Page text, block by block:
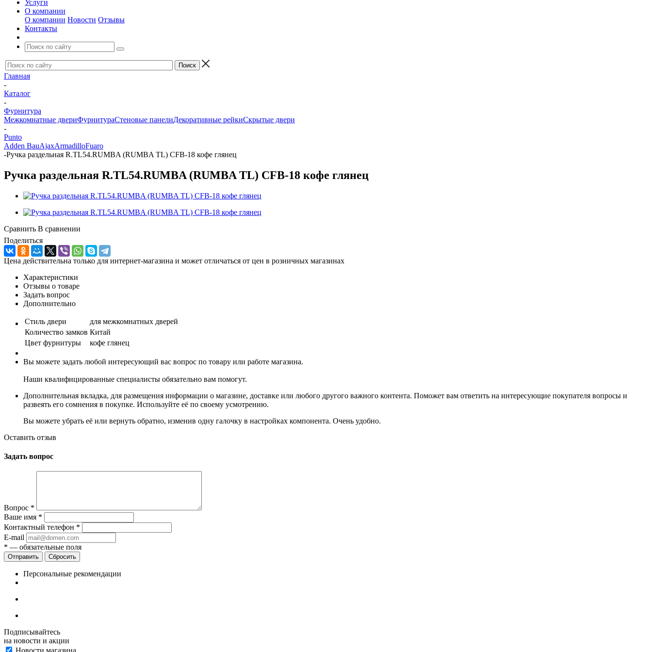
Услуги
О компании
О компании Новости Отзывы
Контакты
Главная
-
Каталог
-
Фурнитура
Межкомнатные двериФурнитураСтеновые панелиДекоративные рейкиСкрытые двери
-
Punto
Adden BauAjaxArmadilloFuaro
-Ручка раздельная R.TL54.RUMBA (RUMBA TL) CFB-18 кофе глянец
Ручка раздельная R.TL54.RUMBA (RUMBA TL) CFB-18 кофе глянец
Сравнить В сравнении
Поделиться
Цена действительна только для интернет-магазина и может отличаться от цен в розничных магазинах
Характеристики
Отзывы о товаре
Задать вопрос
Дополнительно
Стиль двери
для межкомнатных дверей
Количество замков Китай
Цвет фурнитуры
кофе глянец
Вы можете задать любой интересующий вас вопрос по товару или работе магазина.
Наши квалифицированные специалисты обязательно вам помогут.
Дополнительная вкладка, для размещения информации о магазине, доставке или любого другого важного контента. Поможет вам ответить на интересующие покупателя вопросы и
развеять его сомнения в покупке. Используйте её по своему усмотрению.
Вы можете убрать её или вернуть обратно, изменив одну галочку в настройках компонента. Очень удобно.
Оставить отзыв
Задать вопрос
Вопрос *
Ваше имя *
Контактный телефон *
E-mail
* — обязательные поля
Сбросить
Персональные рекомендации
Подписывайтесь
на новости и акции